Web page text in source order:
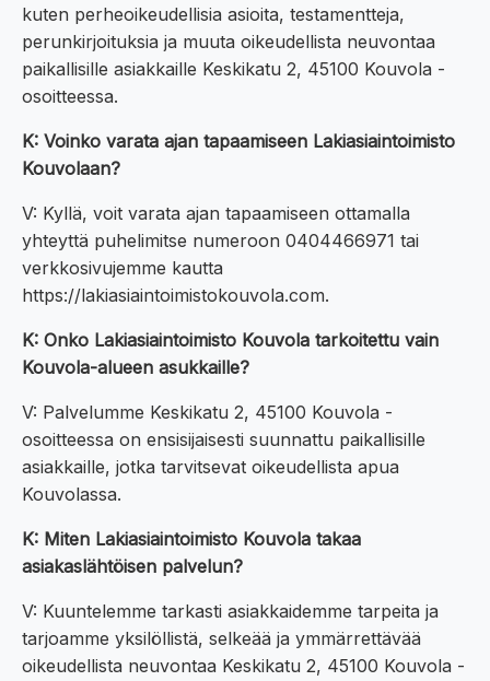
kuten perheoikeudellisia asioita, testamentteja,
perunkirjoituksia ja muuta oikeudellista neuvontaa
paikallisille asiakkaille Keskikatu 2, 45100 Kouvola -
osoitteessa.
K: Voinko varata ajan tapaamiseen Lakiasiaintoimisto
Kouvolaan?
V: Kyllä, voit varata ajan tapaamiseen ottamalla
yhteyttä puhelimitse numeroon 0404466971 tai
verkkosivujemme kautta
https://lakiasiaintoimistokouvola.com.
K: Onko Lakiasiaintoimisto Kouvola tarkoitettu vain
Kouvola-alueen asukkaille?
V: Palvelumme Keskikatu 2, 45100 Kouvola -
osoitteessa on ensisijaisesti suunnattu paikallisille
asiakkaille, jotka tarvitsevat oikeudellista apua
Kouvolassa.
K: Miten Lakiasiaintoimisto Kouvola takaa
asiakaslähtöisen palvelun?
V: Kuuntelemme tarkasti asiakkaidemme tarpeita ja
tarjoamme yksilöllistä, selkeää ja ymmärrettävää
oikeudellista neuvontaa Keskikatu 2, 45100 Kouvola -